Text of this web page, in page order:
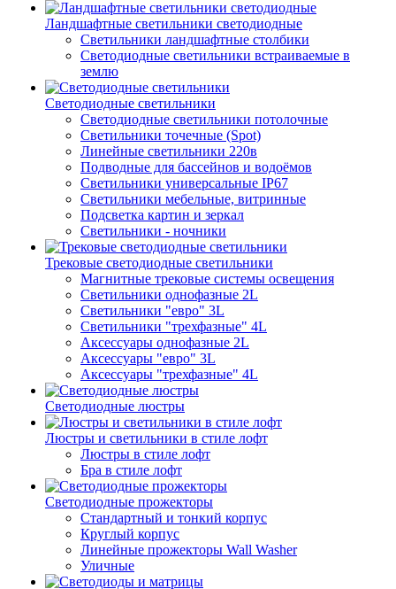
Ландшафтные светильники светодиодные
Светильники ландшафтные столбики
Светодиодные светильники встраиваемые в
землю
Светодиодные светильники
Светодиодные светильники потолочные
Светильники точечные (Spot)
Линейные светильники 220в
Подводные для бассейнов и водоёмов
Светильники универсальные IP67
Светильники мебельные, витринные
Подсветка картин и зеркал
Светильники - ночники
Трековые светодиодные светильники
Магнитные трековые системы освещения
Светильники однофазные 2L
Светильники "евро" 3L
Светильники "трехфазные" 4L
Аксессуары однофазные 2L
Аксессуары "евро" 3L
Аксессуары "трехфазные" 4L
Светодиодные люстры
Люстры и светильники в стиле лофт
Люстры в стиле лофт
Бра в стиле лофт
Светодиодные прожекторы
Стандартный и тонкий корпус
Круглый корпус
Линейные прожекторы Wall Washer
Уличные